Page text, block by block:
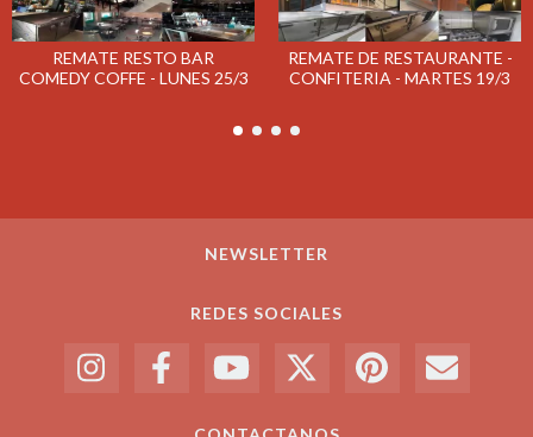
REMATE RESTO BAR
COMEDY COFFE - LUNES 25/3
REMATE DE RESTAURANTE -
CONFITERIA - MARTES 19/3
NEWSLETTER
REDES SOCIALES